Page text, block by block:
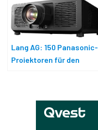
Lang AG: 150 Panasonic-
Projektoren für den